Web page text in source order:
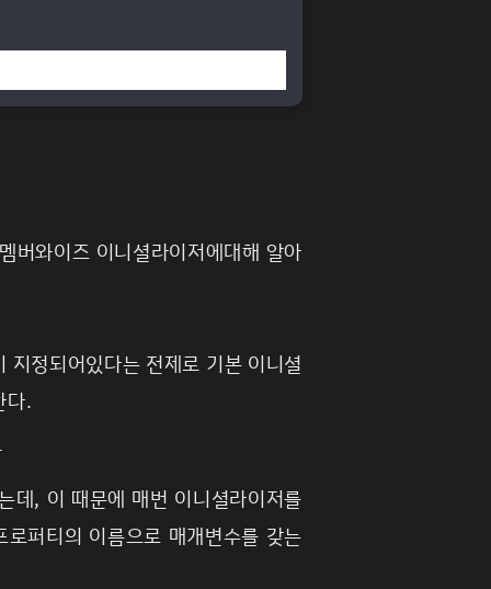
버와이즈 이니셜라이저에대해 알아
정되어있다는 전제로 기본 이니셜
다.
데, 이 때문에 매번 이니셜라이저를
퍼티의 이름으로 매개변수를 갖는